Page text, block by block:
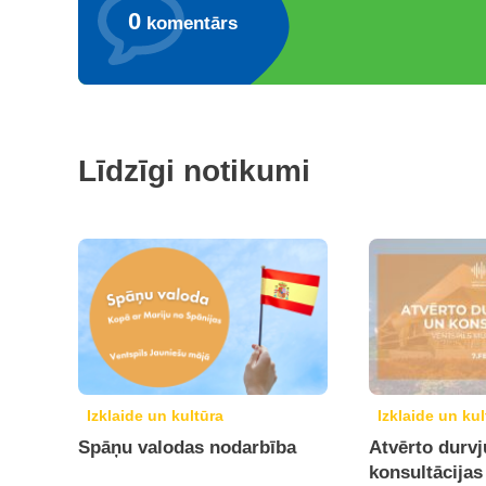
0 komentārs
Līdzīgi notikumi
Izklaide un kultūra
Spāņu valodas nodarbība
Izklaide un
Atvērto